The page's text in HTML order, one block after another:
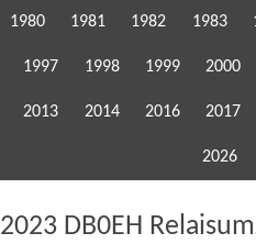
1980 1981 1982 1983
1997 1998 1999 2000
2013 2014 2016 2017
2026
2023 DB0EH